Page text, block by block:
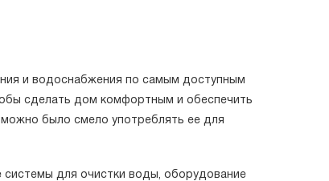
и водоснабжения по самым доступным
сделать дом комфортным и обеспечить
было смело употреблять ее для
для очистки воды, оборудование